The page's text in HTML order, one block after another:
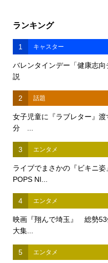
ランキング
1 キャスター
バレンタインデー「健康志
説
2 話題
女子児童に『ラブレター』
分 ...
3 エンタメ
ライブでまさかの『ビキニ
POPS NI...
4 エンタメ
映画『翔んで埼玉』 総勢53
大集...
5 エンタメ